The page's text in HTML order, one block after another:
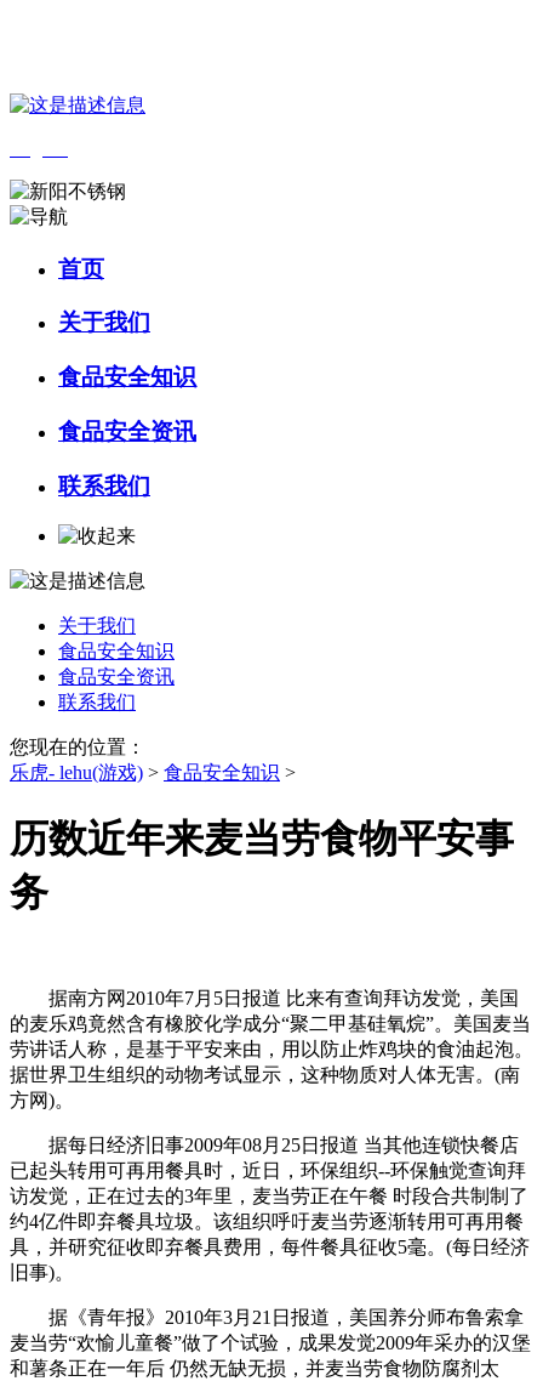
首页
关于我们
食品安全知识
食品安全资讯
联系我们
关于我们
食品安全知识
食品安全资讯
联系我们
您现在的位置：
乐虎- lehu(游戏) > 食品安全知识 >
历数近年来麦当劳食物平安事
务
据南方网2010年7月5日报道 比来有查询拜访发觉，美国
的麦乐鸡竟然含有橡胶化学成分“聚二甲基硅氧烷”。美国麦当
劳讲话人称，是基于平安来由，用以防止炸鸡块的食油起泡。
据世界卫生组织的动物考试显示，这种物质对人体无害。(南
方网)。
据每日经济旧事2009年08月25日报道 当其他连锁快餐店
已起头转用可再用餐具时，近日，环保组织--环保触觉查询拜
访发觉，正在过去的3年里，麦当劳正在午餐 时段合共制制了
约4亿件即弃餐具垃圾。该组织呼吁麦当劳逐渐转用可再用餐
具，并研究征收即弃餐具费用，每件餐具征收5毫。(每日经济
旧事)。
据《青年报》2010年3月21日报道，美国养分师布鲁索拿
麦当劳“欢愉儿童餐”做了个试验，成果发觉2009年采办的汉堡
和薯条正在一年后 仍然无缺无损，并麦当劳食物防腐剂太